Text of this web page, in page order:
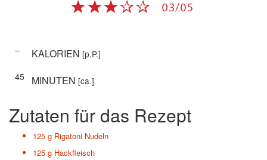
– KALORIEN [p.P.]
45
MINUTEN [ca.]
Zutaten für das Rezept
125 g Rigatoni Nudeln
125 g Hackfleisch